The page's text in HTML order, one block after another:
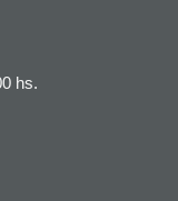
hs.